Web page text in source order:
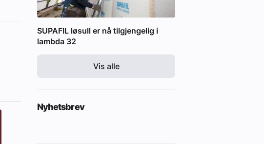
SUPAFIL løsull er nå tilgjengelig i
lambda 32
Vis alle
Nyhetsbrev